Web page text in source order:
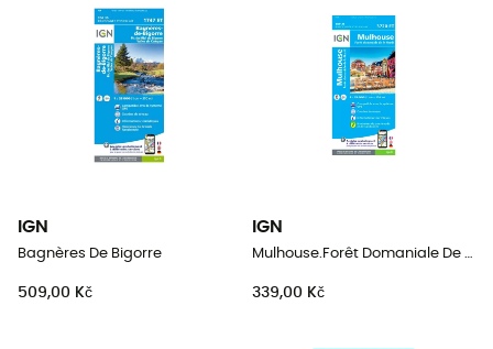
IGN
Bagnères De Bigorre
509,00 Kč
IGN
Mulhouse.Forêt Domaniale De La Hardt
339,00 Kč